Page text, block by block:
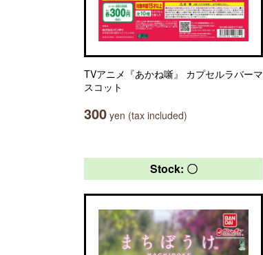
TVアニメ『あかね噺』 カプセルラバーマ
スコット
300 yen (tax included)
Stock: 〇